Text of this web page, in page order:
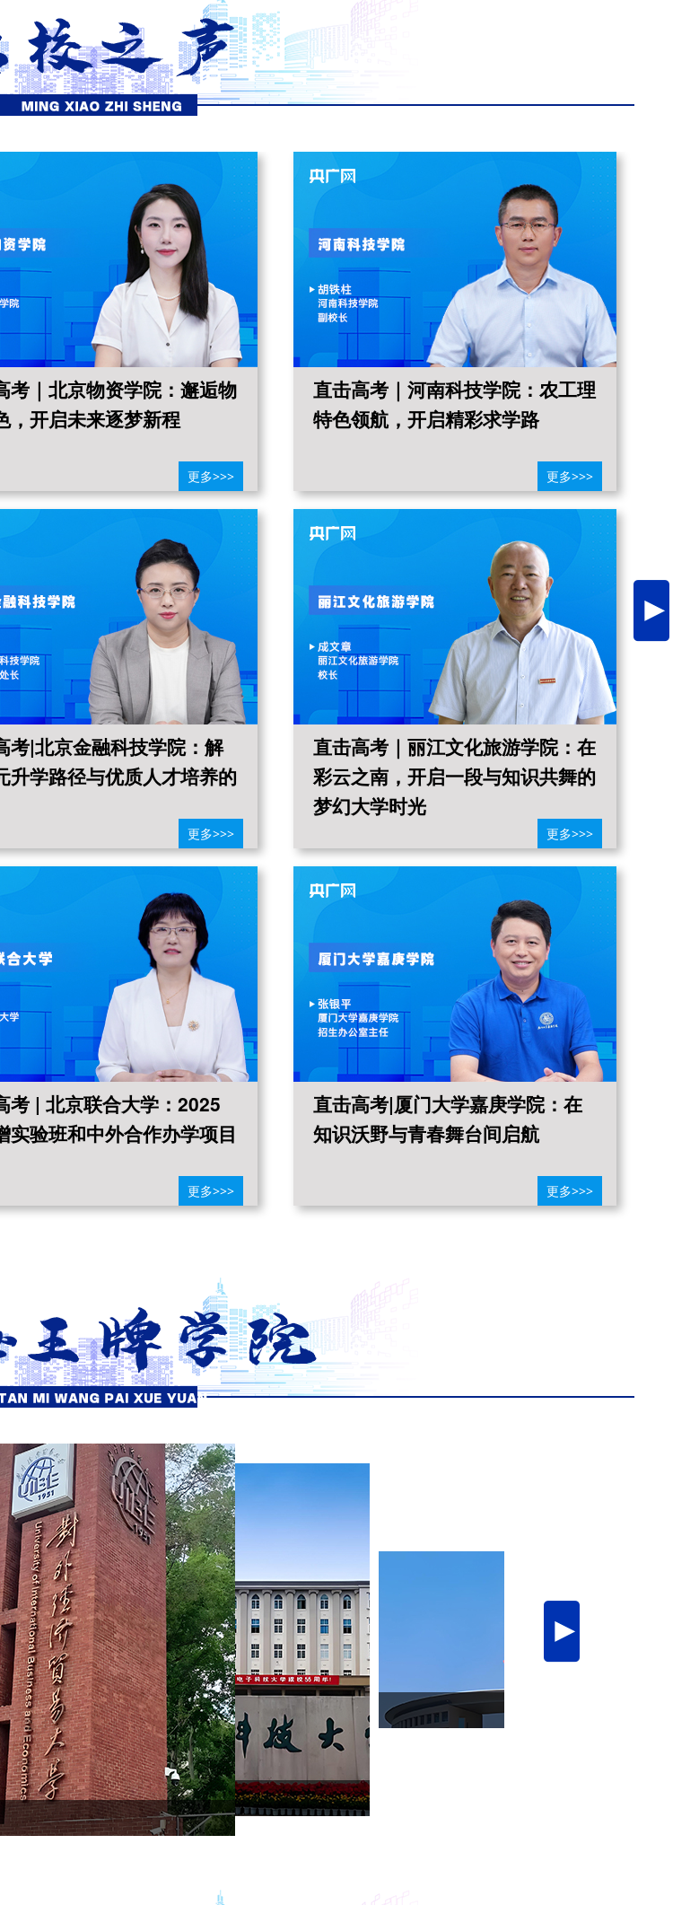
考｜北京物资学院：邂逅物
，开启未来逐梦新程
更多>>>
考|北京金融科技学院：解
升学路径与优质人才培养的
更多>>>
考 | 北京联合大学：2025
实验班和中外合作办学项目
更多>>>
直击高考｜河南科技学院：农工理
特色领航，开启精彩求学路
更多>>>
直击高考｜丽江文化旅游学院：在
彩云之南，开启一段与知识共舞的
梦幻大学时光
更多>>>
直击高考|厦门大学嘉庚学院：在
知识沃野与青春舞台间启航
更多>>>